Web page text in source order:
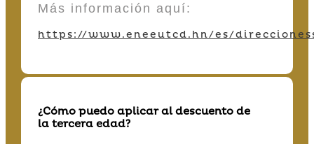
Más información aquí:
https://www.eneeutcd.hn/es/
¿Cómo puedo aplicar al descuento de
la tercera edad?